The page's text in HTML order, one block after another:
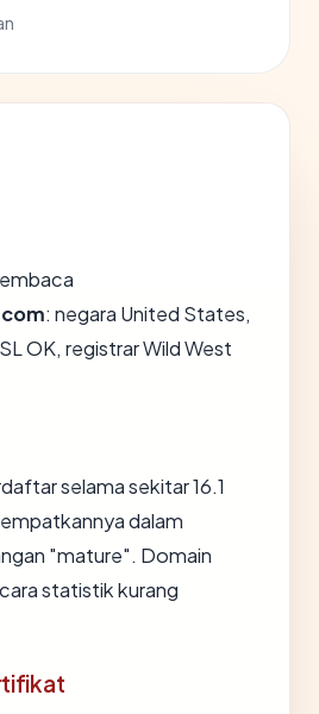
: negara United States,
OK, registrar Wild West
selama sekitar 16.1
dalam
"mature". Domain
statistik kurang